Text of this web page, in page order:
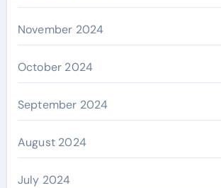
November 2024
October 2024
September 2024
August 2024
July 2024